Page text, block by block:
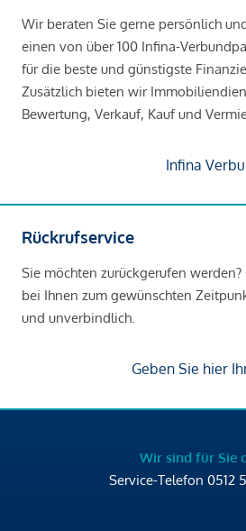
Wir beraten Sie gerne persönlich
einen von über 100 Infina-
für die beste und günstigste
Zusätzlich bieten wir
Bewertung, Verkauf, Kauf und
Infina
Rückrufservice
Sie möchten zurückgerufen
bei Ihnen zum gewünschten
und unverbindlich.
Geben Sie hier
Wir sind für Sie
Service-Telefon 0512